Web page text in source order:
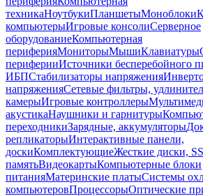
техникаНоутбукиПланшетыМоноблоки
компьютерыИгровые консолиСерверное
оборудованиеКомпьютерная
периферияМониторыМышиКлавиатуры
периферииИсточники бесперебойного
ИБПСтабилизаторы напряжения
напряженияСетевые фильтры,
камерыИгровые контроллеры
акустикаНаушники и гарнитуры
переходникиЗарядные, аккумуляторы
репликаторыИнтерактивные панели,
доскиКомплектующиеЖесткие диски,
памятьВидеокартыКомпьютерные блоки
питанияМатеринские платыСистемы
компьютеровПроцессорыОптические